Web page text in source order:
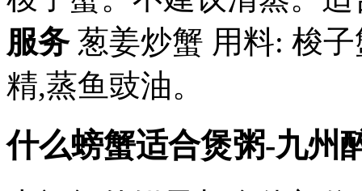
服务葱姜炒蟹 用料: 梭
精,蒸鱼豉油。
什么螃蟹适合煲粥-九州